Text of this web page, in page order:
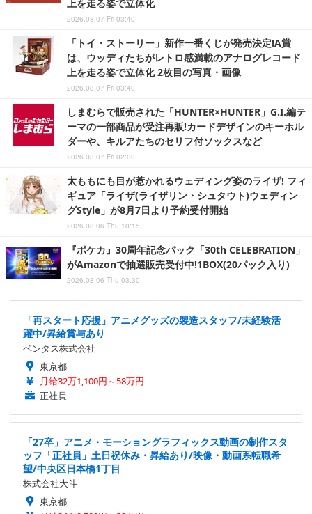
上を走る姿で立体化
2026.08.07 Fri 03:40
「トイ・ストーリー」新作一番くじが発売決定!A賞
は、ウッディたちがレトロ感満載のアナログレコード
上を走る姿で立体化 2枚目の写真・画像
2026.08.07 Fri 03:40
しまむらで販売された「HUNTER×HUNTER」G.I.編テ
ーマの一部商品が受注再販!カードデザインのキーホル
ダーや、キルアたちのセリフ付ソックスなど
2026.08.07 Fri 02:00
太ももにも目が惹かれるウェディング姿のライザ! フィ
ギュア「ライザ(ライザリン・シュタウト)ウェディン
グStyle」が8月7日より予約受付開始
2026.08.06 Thu 10:15
『ポケカ』30周年記念パック「30th CELEBRATION」
がAmazonで抽選販売受付中!1BOX(20パック入り)
2026.08.06 Thu 03:30
「再スタート応援」アニメグッズの製造スタッフ/未経験活
躍中/昇給賞与あり
ベンタス株式会社
東京都
月給32万1,100円～58万円
正社員
「27卒」アニメ・モーショングラフィックス動画の制作スタ
ッフ「正社員」土日祝休み・昇給あり/映像・動画系転職希
望/中央区日本橋1丁目
株式会社大斗
東京都